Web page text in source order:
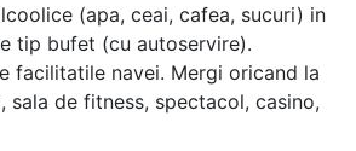
(apa, ceai, cafea, sucuri) in
tip bufet (cu autoservire).
facilitatile navei. Mergi oricand la
sala de fitness, spectacol, casino,